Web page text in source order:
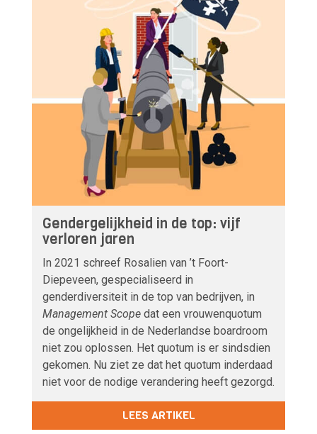
Gendergelijkheid in de top: vijf
verloren jaren
In 2021 schreef Rosalien van ’t Foort-
Diepeveen, gespecialiseerd in
genderdiversiteit in de top van bedrijven, in
Management Scope dat een vrouwenquotum
de ongelijkheid in de Nederlandse boardroom
niet zou oplossen. Het quotum is er sindsdien
gekomen. Nu ziet ze dat het quotum inderdaad
niet voor de nodige verandering heeft gezorgd.
LEES ARTIKEL